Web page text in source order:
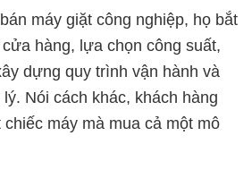
máy giặt công nghiệp, họ bắt
hàng, lựa chọn công suất,
dựng quy trình vận hành và
Nói cách khác, khách hàng
máy mà mua cả một mô